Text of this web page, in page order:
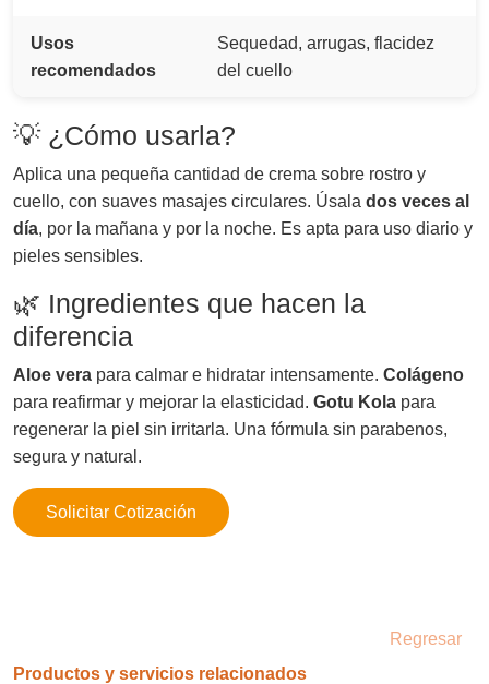
Usos
recomendados
Sequedad, arrugas, flacidez
del cuello
💡 ¿Cómo usarla?
Aplica una pequeña cantidad de crema sobre rostro y
cuello, con suaves masajes circulares. Úsala dos veces al
día, por la mañana y por la noche. Es apta para uso diario y
pieles sensibles.
🌿 Ingredientes que hacen la
diferencia
Aloe vera para calmar e hidratar intensamente. Colágeno
para reafirmar y mejorar la elasticidad. Gotu Kola para
regenerar la piel sin irritarla. Una fórmula sin parabenos,
segura y natural.
Solicitar Cotización
Regresar
Productos y servicios relacionados